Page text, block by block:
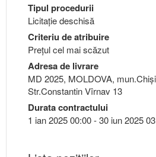
Tipul procedurii
Licitație deschisă
Criteriu de atribuire
Preţul cel mai scăzut
Adresa de livrare
MD 2025, MOLDOVA,
Str.Constantin Vîrnav 13
Durata contractului
1 ian 2025 00:00 - 30 iun 2025